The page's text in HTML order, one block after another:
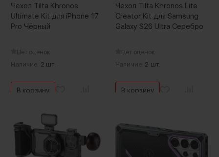
Чехол Tilta Khronos
Ultimate Kit для iPhone 17
Pro Чёрный
Нет оценок
Наличие: 2 шт.
В корзину
Чехол Tilta Khronos Lite
Creator Kit для Samsung
Galaxy S26 Ultra Серебро
Нет оценок
Наличие: 2 шт.
В корзину